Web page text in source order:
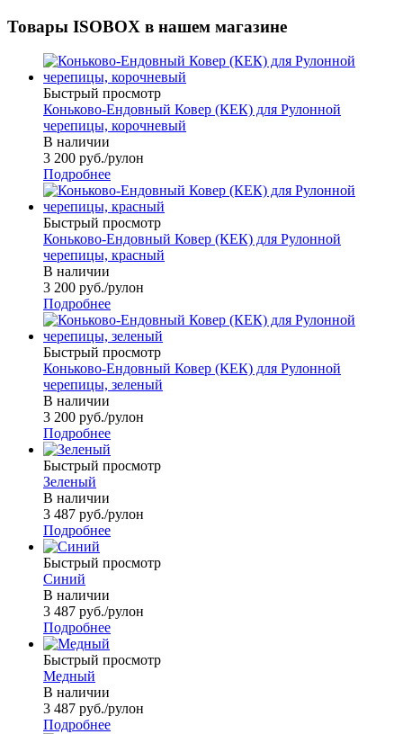
Товары ISOBOX в нашем магазине
Быстрый просмотр
Коньково-Ендовный Ковер (КЕК) для Рулонной
черепицы, корочневый
В наличии
3 200 руб./рулон
Подробнее
Быстрый просмотр
Коньково-Ендовный Ковер (КЕК) для Рулонной
черепицы, красный
В наличии
3 200 руб./рулон
Подробнее
Быстрый просмотр
Коньково-Ендовный Ковер (КЕК) для Рулонной
черепицы, зеленый
В наличии
3 200 руб./рулон
Подробнее
Быстрый просмотр
Зеленый
В наличии
3 487 руб./рулон
Подробнее
Быстрый просмотр
Синий
В наличии
3 487 руб./рулон
Подробнее
Быстрый просмотр
Медный
В наличии
3 487 руб./рулон
Подробнее